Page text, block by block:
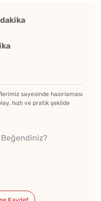
sayesinde hazırlaması
hızlı ve pratik şekilde